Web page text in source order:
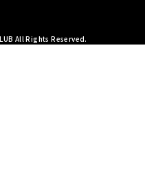
All Rights Reserved.